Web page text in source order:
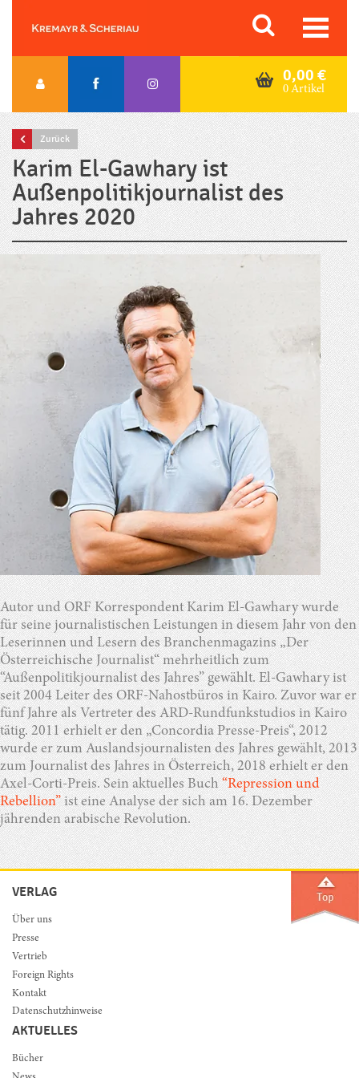
content
Orac K&S
0,00 €
0 Artikel
Zurück
Karim El-Gawhary ist
Außenpolitikjournalist des
Jahres 2020
Autor und ORF Korrespondent Karim El-Gawhary wurde
für seine journalistischen Leistungen in diesem Jahr von den
Leserinnen und Lesern des Branchenmagazins „Der
Österreichische Journalist“ mehrheitlich zum
“Außenpolitikjournalist des Jahres” gewählt. El-Gawhary ist
seit 2004 Leiter des ORF-Nahostbüros in Kairo. Zuvor war er
fünf Jahre als Vertreter des ARD-Rundfunkstudios in Kairo
tätig. 2011 erhielt er den „Concordia Presse-Preis“, 2012
wurde er zum Auslandsjournalisten des Jahres gewählt, 2013
zum Journalist des Jahres in Österreich, 2018 erhielt er den
Axel-Corti-Preis. Sein aktuelles Buch“Repression und
Rebellion”ist eine Analyse der sich am 16. Dezember
jährenden arabische Revolution.
VERLAG
Über uns
Presse
Vertrieb
Foreign Rights
Kontakt
Datenschutzhinweise
AKTUELLES
Bücher